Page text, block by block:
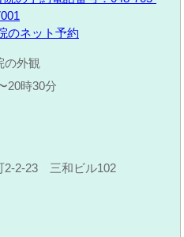
2-2-23 三和ビル102